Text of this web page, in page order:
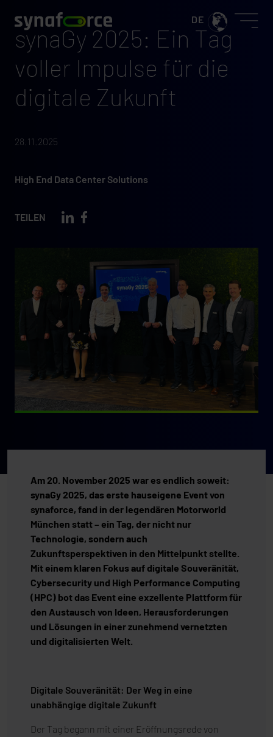
synaGy 2025: Ein Tag
voller Impulse für die
digitale Zukunft
28.11.2025
High End Data Center Solutions
TEILEN
Am 20. November 2025 war es endlich soweit:
synaGy 2025, das erste hauseigene Event von
synaforce, fand in der legendären Motorworld
München statt – ein Tag, der nicht nur
Technologie, sondern auch
Zukunftsperspektiven in den Mittelpunkt stellte.
Mit einem klaren Fokus auf digitale Souveränität,
Cybersecurity und High Performance Computing
(HPC) bot das Event eine exzellente Plattform für
den Austausch von Ideen, Herausforderungen
und Lösungen in einer zunehmend vernetzten
und digitalisierten Welt.
Digitale Souveränität: Der Weg in eine
unabhängige digitale Zukunft
Der Tag begann mit einer Eröffnungsrede von